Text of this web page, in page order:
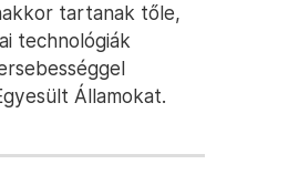
tartanak tőle,
technológiák
Államokat.